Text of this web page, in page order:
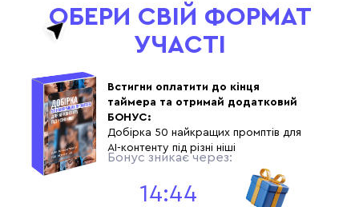
Встигни оплатити до кінця
таймера та отримай додатковий
БОНУС:
Добірка 50 найкращих промптів для
AI-контенту під різні ніші
14:42
ОБЕРИ СВІЙ ФОРМАТ
УЧАСТІ
Бонус зникає через: